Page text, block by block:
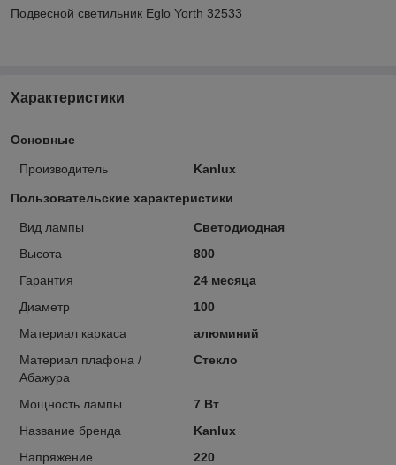
Подвесной светильник Eglo Yorth 32533
Характеристики
Основные
Производитель Kanlux
Пользовательские характеристики
Вид лампы
Светодиодная
Высота
800
Гарантия
24 месяца
Диаметр
100
Материал каркаса
алюминий
Материал плафона /
Абажура
Стекло
Мощность лампы
7 Вт
Название бренда
Kanlux
Напряжение
220